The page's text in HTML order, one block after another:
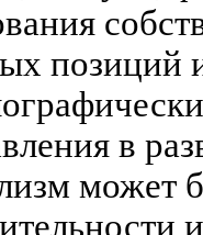
позиций
в
может